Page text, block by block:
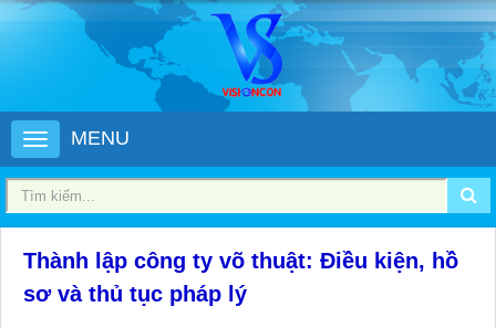
MENU
Thành lập công ty võ thuật​: Điều kiện, hồ
sơ và thủ tục pháp lý